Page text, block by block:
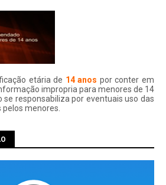
etária de 14 anos por conter em
impropria para menores de 14
se responsabiliza por eventuais uso das
menores.